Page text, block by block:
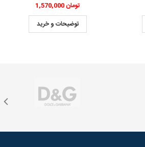
1,570,000 تومان
توضیحات و خرید